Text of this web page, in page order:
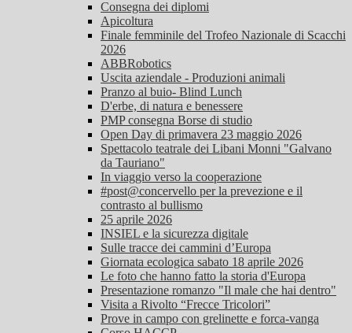
Consegna dei diplomi
Apicoltura
Finale femminile del Trofeo Nazionale di Scacchi
2026
ABBRobotics
Uscita aziendale - Produzioni animali
Pranzo al buio- Blind Lunch
D'erbe, di natura e benessere
PMP consegna Borse di studio
Open Day di primavera 23 maggio 2026
Spettacolo teatrale dei Libani Monni "Galvano
da Tauriano"
In viaggio verso la cooperazione
#post@concervello per la prevezione e il
contrasto al bullismo
25 aprile 2026
INSIEL e la sicurezza digitale
Sulle tracce dei cammini d’Europa
Giornata ecologica sabato 18 aprile 2026
Le foto che hanno fatto la storia d'Europa
Presentazione romanzo "Il male che hai dentro"
Visita a Rivolto “Frecce Tricolori”
Prove in campo con grelinette e forca-vanga